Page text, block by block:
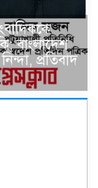
বাংলাদেশ
প্রতিবাদ